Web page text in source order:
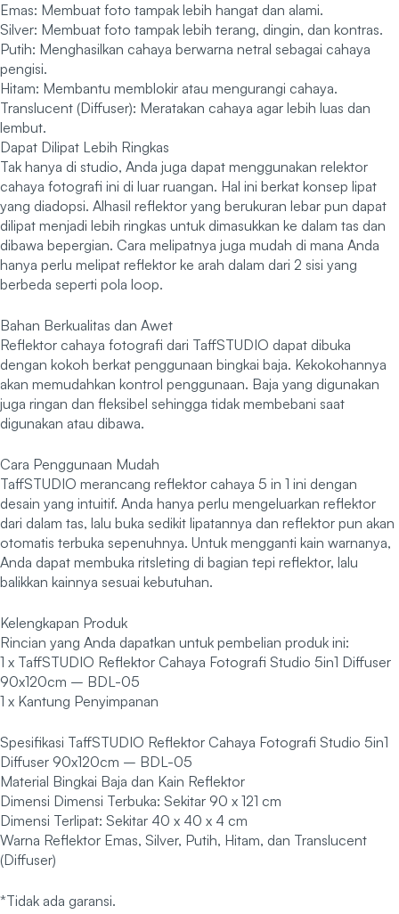
Emas: Membuat foto tampak lebih hangat dan alami.
Silver: Membuat foto tampak lebih terang, dingin, dan kontras.
Putih: Menghasilkan cahaya berwarna netral sebagai cahaya
pengisi.
Hitam: Membantu memblokir atau mengurangi cahaya.
Translucent (Diffuser): Meratakan cahaya agar lebih luas dan
lembut.
Dapat Dilipat Lebih Ringkas
Tak hanya di studio, Anda juga dapat menggunakan relektor
cahaya fotografi ini di luar ruangan. Hal ini berkat konsep lipat
yang diadopsi. Alhasil reflektor yang berukuran lebar pun dapat
dilipat menjadi lebih ringkas untuk dimasukkan ke dalam tas dan
dibawa bepergian. Cara melipatnya juga mudah di mana Anda
hanya perlu melipat reflektor ke arah dalam dari 2 sisi yang
berbeda seperti pola loop.
Bahan Berkualitas dan Awet
Reflektor cahaya fotografi dari TaffSTUDIO dapat dibuka
dengan kokoh berkat penggunaan bingkai baja. Kekokohannya
akan memudahkan kontrol penggunaan. Baja yang digunakan
juga ringan dan fleksibel sehingga tidak membebani saat
digunakan atau dibawa.
Cara Penggunaan Mudah
TaffSTUDIO merancang reflektor cahaya 5 in 1 ini dengan
desain yang intuitif. Anda hanya perlu mengeluarkan reflektor
dari dalam tas, lalu buka sedikit lipatannya dan reflektor pun akan
otomatis terbuka sepenuhnya. Untuk mengganti kain warnanya,
Anda dapat membuka ritsleting di bagian tepi reflektor, lalu
balikkan kainnya sesuai kebutuhan.
Kelengkapan Produk
Rincian yang Anda dapatkan untuk pembelian produk ini:
1 x TaffSTUDIO Reflektor Cahaya Fotografi Studio 5in1 Diffuser
90x120cm – BDL-05
1 x Kantung Penyimpanan
Spesifikasi TaffSTUDIO Reflektor Cahaya Fotografi Studio 5in1
Diffuser 90x120cm – BDL-05
Material Bingkai Baja dan Kain Reflektor
Dimensi Dimensi Terbuka: Sekitar 90 x 121 cm
Dimensi Terlipat: Sekitar 40 x 40 x 4 cm
Warna Reflektor Emas, Silver, Putih, Hitam, dan Translucent
(Diffuser)
*Tidak ada garansi.